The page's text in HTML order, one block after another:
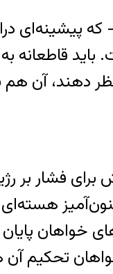
پیشینه‌ای
باید قاطعانه
نظر دهند،
فشار بر
خواهان پایان
تحکیم